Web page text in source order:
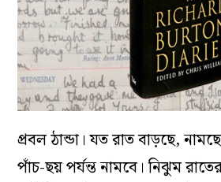
প্রবল ঠান্ডা। যত রাত বাড়ছে,
পাঁচ-ছয় পর্যন্ত নামবে। নিঝুম